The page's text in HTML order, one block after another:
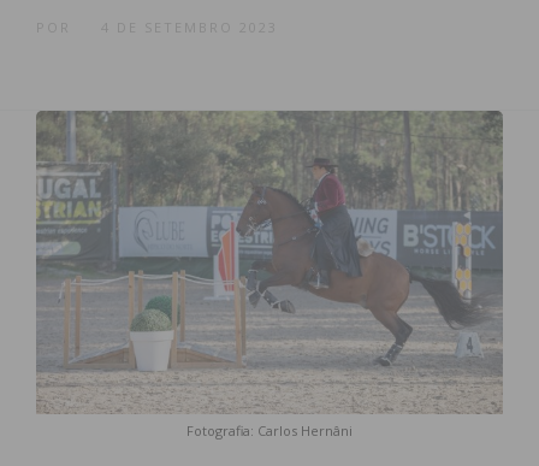
4 DE SETEMBRO 2023
Fotografia: Carlos Hernâni